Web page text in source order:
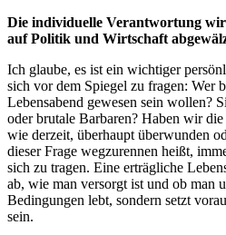
Die individuelle Verantwortung
auf Politik und Wirtschaft
Ich glaube, es ist ein wichtiger
sich vor dem Spiegel zu fragen: Wer
Lebensabend gewesen sein wollen?
oder brutale Barbaren? Haben wir
wie derzeit, überhaupt überwunden
dieser Frage wegzurennen heißt,
sich zu tragen. Eine erträgliche
ab, wie man versorgt ist und ob man
Bedingungen lebt, sondern setzt
sein.